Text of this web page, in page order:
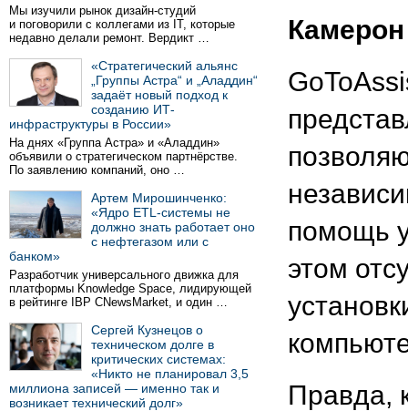
Мы изучили рынок дизайн-студий
и поговорили с коллегами из IT, которые
недавно делали ремонт. Вердикт …
«Стратегический альянс
„Группы Астра“ и „Аладдин“
задаёт новый подход к
созданию ИТ-
инфраструктуры в России»
На днях «Группа Астра» и «Аладдин»
объявили о стратегическом партнёрстве.
По заявлению компаний, оно …
Артем Мирошинченко:
«Ядро ETL-системы не
должно знать работает оно
с нефтегазом или с
банком»
Разработчик универсального движка для
платформы Knowledge Space, лидирующей
в рейтинге IBP CNewsMarket, и один …
Сергей Кузнецов о
техническом долге в
критических системах:
«Никто не планировал 3,5
миллиона записей — именно так и
возникает технический долг»
помощь
этом
Правда,